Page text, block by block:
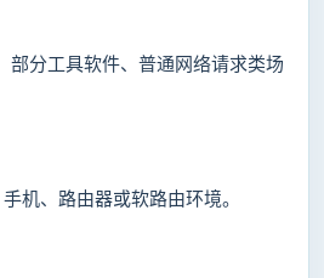
部分工具软件、普通网络请求类场
机、路由器或软路由环境。